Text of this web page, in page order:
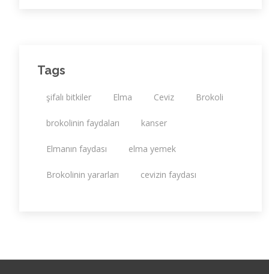
Tags
şifalı bitkiler Elma Ceviz Brokoli
brokolinin faydaları kanser
Elmanın faydası elma yemek
Brokolinin yararları cevizin faydası